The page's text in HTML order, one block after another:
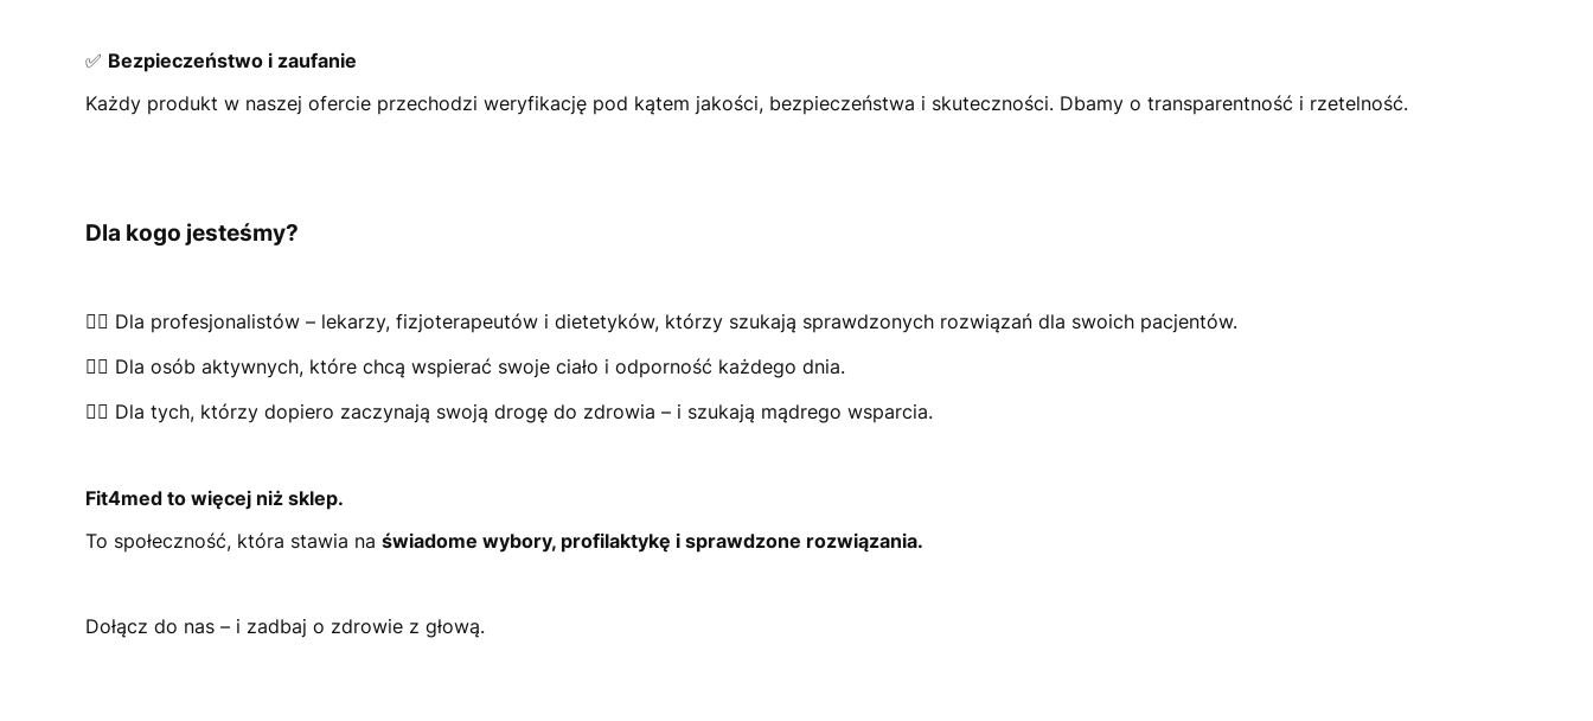
✅ Bezpieczeństwo i zaufanie
Każdy produkt w naszej ofercie przechodzi weryfikację pod kątem jakości, bezpieczeństwa i skuteczności. Dbamy o transparentność i rzetelność.
Dla kogo jesteśmy?
👩‍⚕️ Dla profesjonalistów – lekarzy, fizjoterapeutów i dietetyków, którzy szukają sprawdzonych rozwiązań dla swoich pacjentów.
🏃‍♂️ Dla osób aktywnych, które chcą wspierać swoje ciało i odporność każdego dnia.
🧘‍♀️ Dla tych, którzy dopiero zaczynają swoją drogę do zdrowia – i szukają mądrego wsparcia.
Fit4med to więcej niż sklep.
To społeczność, która stawia na świadome wybory, profilaktykę i sprawdzone rozwiązania.
Dołącz do nas – i zadbaj o zdrowie z głową.